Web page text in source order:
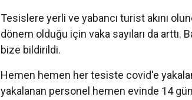
Tesislere yerli ve yabancı turist akını
dönem olduğu için vaka sayıları da arttı.
bize bildirildi.
Hemen hemen her tesiste covid'e
yakalanan personel hemen evinde 14